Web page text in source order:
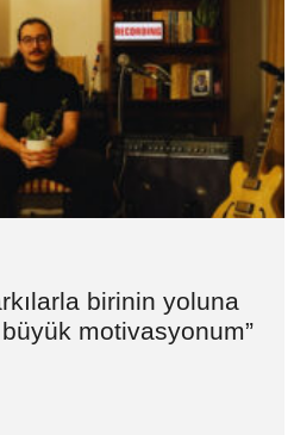
birinin yoluna
motivasyonum”